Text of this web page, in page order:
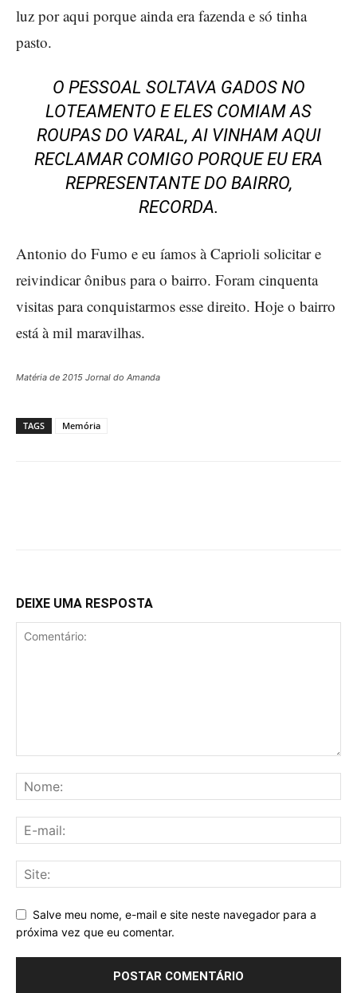
luz por aqui porque ainda era fazenda e só tinha
pasto.
O PESSOAL SOLTAVA GADOS NO
LOTEAMENTO E ELES COMIAM AS
ROUPAS DO VARAL, AI VINHAM AQUI
RECLAMAR COMIGO PORQUE EU ERA
REPRESENTANTE DO BAIRRO,
RECORDA.
Antonio do Fumo e eu íamos à Caprioli solicitar e
reivindicar ônibus para o bairro. Foram cinquenta
visitas para conquistarmos esse direito. Hoje o bairro
está à mil maravilhas.
Matéria de 2015 Jornal do Amanda
TAGS Memória
DEIXE UMA RESPOSTA
Salve meu nome, e-mail e site neste navegador para a
próxima vez que eu comentar.